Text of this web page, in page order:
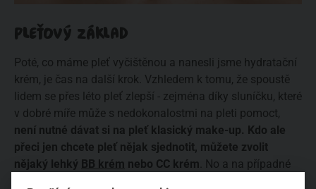
PLEŤOVÝ ZÁKLAD
Poté, co máme pleť vyčištěnou a nanesli jsme hydratační
krém, je čas na další krok. Vzhledem k tomu, že spoustě
lidem se přes léto pleť zlepší - zejména díky sluníčku, které
v dobré míře může s nedokonalostmi na pleti pomoct,
není nutné dávat si na pleť klasický make-up. Kdo ale
přeci jen chcete pleť nějak sjednotit, můžete zvolit
nějaký lehký BB krém nebo CC krém . No a na případné